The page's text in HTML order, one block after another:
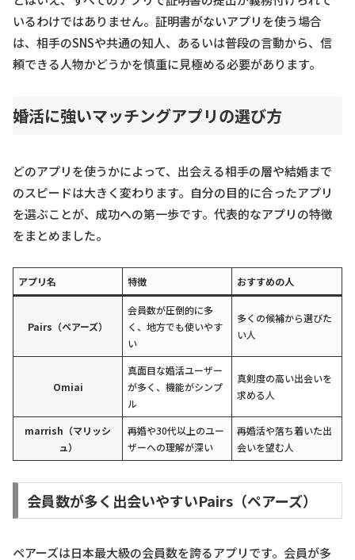
いるわけではありません。証明書がないアプリを使う場合
は、相手のSNSや共通の知人、あるいは普段の言動から、信
頼できる人物かどうかを慎重に見極める必要があります。
婚活に強いマッチングアプリの選び方
どのアプリを使うかによって、出会える相手の層や結婚まで
のスピードは大きく変わります。自分の目的に合ったアプリ
を選ぶことが、成功への第一歩です。代表的なアプリの特徴
をまとめました。
アプリ名 特徴 おすすめの人
Pairs（ペアーズ）
会員数が圧倒的に多
く、地方でも使いやす
い
多くの候補から選びた
い人
Omiai
真面目な婚活ユーザー
が多く、機能がシンプ
ル
真剣度の高い出会いを
求める人
marrish（マリッシ
ュ）
再婚や30代以上のユー
ザーへの理解が深い
再婚活や落ち着いた出
会いを望む人
会員数が多く出会いやすいPairs（ペアーズ）
ペアーズは日本最大級の会員数を誇るアプリです。会員が多